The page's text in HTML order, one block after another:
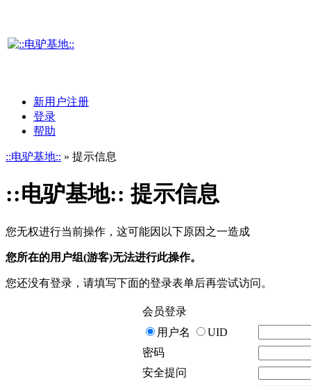
新用户注册
登录
帮助
::电驴基地:: » 提示信息
::电驴基地:: 提示信息
您无权进行当前操作，这可能因以下原因之一造成
您所在的用户组(游客)无法进行此操作。
您还没有登录，请填写下面的登录表单后再尝试访问。
会员登录
用户名
UID
密码
安全提问